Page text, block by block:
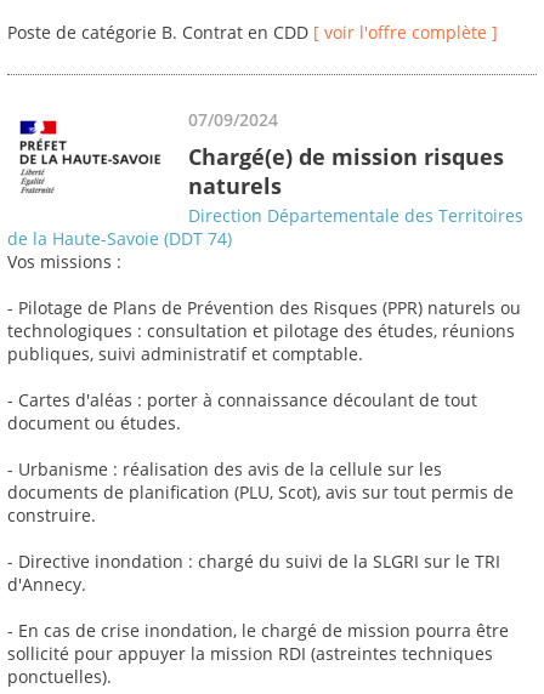
Poste de catégorie B. Contrat en CDD [ voir l'offre complète ]
07/09/2024
Chargé(e) de mission risques
naturels
Direction Départementale des Territoires
de la Haute-Savoie (DDT 74)
Vos missions :
- Pilotage de Plans de Prévention des Risques (PPR) naturels ou
technologiques : consultation et pilotage des études, réunions
publiques, suivi administratif et comptable.
- Cartes d'aléas : porter à connaissance découlant de tout
document ou études.
- Urbanisme : réalisation des avis de la cellule sur les
documents de planification (PLU, Scot), avis sur tout permis de
construire.
- Directive inondation : chargé du suivi de la SLGRI sur le TRI
d'Annecy.
- En cas de crise inondation, le chargé de mission pourra être
sollicité pour appuyer la mission RDI (astreintes techniques
ponctuelles).